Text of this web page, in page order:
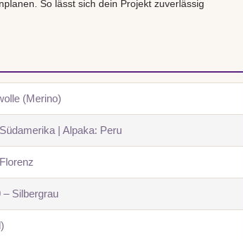
So lässt sich dein Projekt zuverlässig
(Merino)
| Alpaka: Peru
– Silbergrau